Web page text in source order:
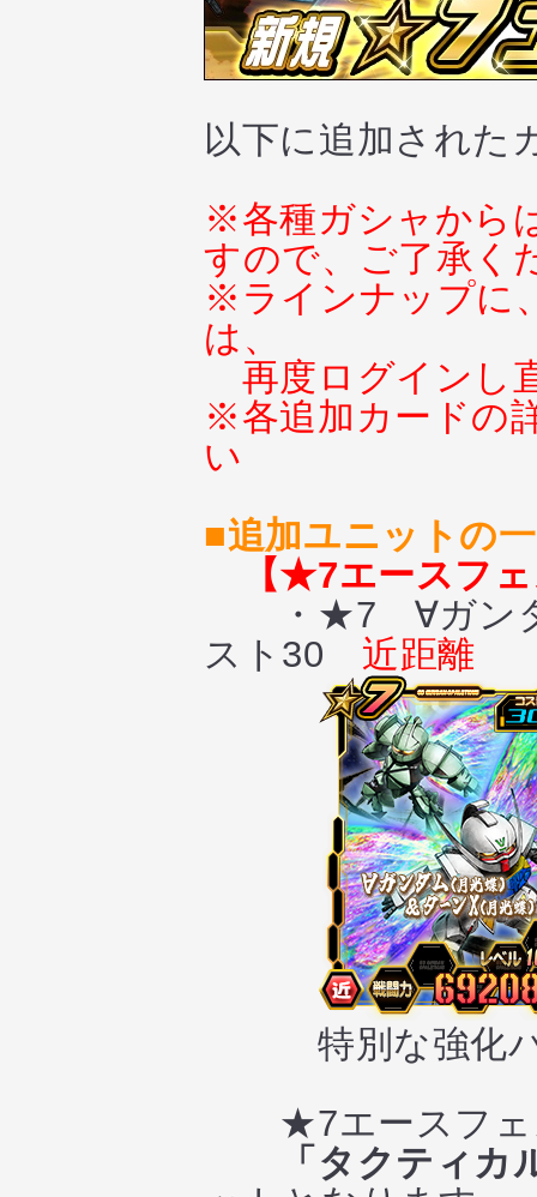
以下に追加された
※各種ガシャから
すので、ご了承く
※ラインナップに
は、
再度ログインし
※各追加カードの
い
■追加ユニットの
【★7エースフ
・★7 ∀ガンダ
スト30 近距離
特別な強化パ
★7エースフェ
「タクティカ